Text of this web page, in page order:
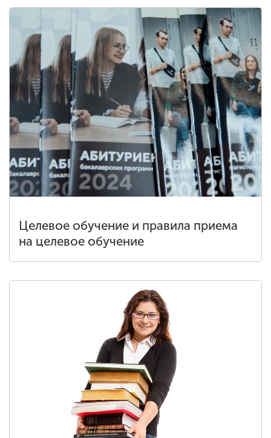
Целевое обучение и правила приема
на целевое обучение